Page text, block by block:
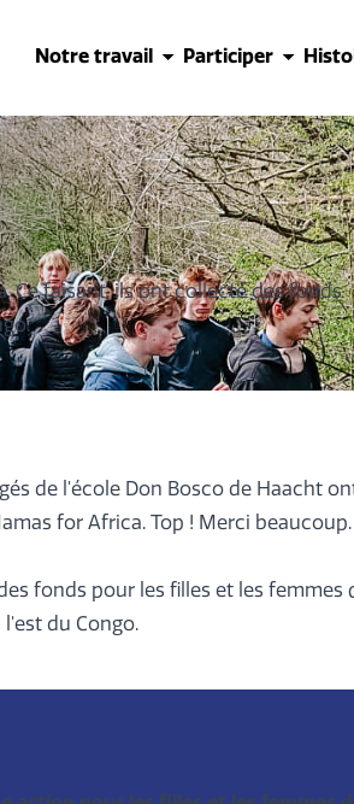
Notre travail
Participer
Ce faisant, ils ont collecté des fonds
de l'école Don Bosco de Haacht
for Africa. Top ! Merci beaucoup.
fonds pour les filles et les femmes
du Congo.